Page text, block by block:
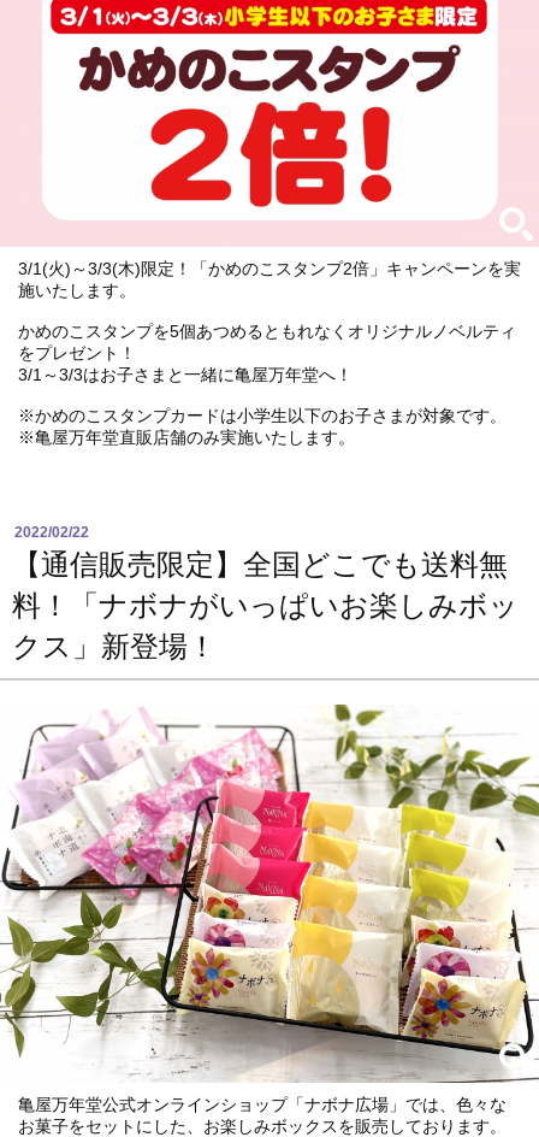
3/1(火)～3/3(木)限定！「かめのこスタンプ2倍」キャンペーンを実
施いたします。
かめのこスタンプを5個あつめるともれなくオリジナルノベルティ
をプレゼント！
3/1～3/3はお子さまと一緒に亀屋万年堂へ！
※かめのこスタンプカードは小学生以下のお子さまが対象です。
※亀屋万年堂直販店舗のみ実施いたします。
2022/02/22
【通信販売限定】全国どこでも送料無
料！「ナボナがいっぱいお楽しみボッ
クス」新登場！
亀屋万年堂公式オンラインショップ「ナボナ広場」では、色々な
お菓子をセットにした、お楽しみボックスを販売しております。